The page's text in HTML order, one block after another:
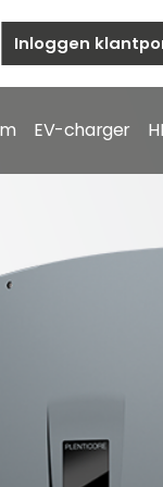
Inloggen
EV-charger
tot